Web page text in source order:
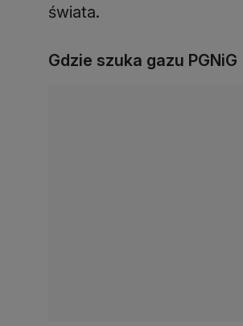
świata.
Gdzie szuka gazu PGNiG